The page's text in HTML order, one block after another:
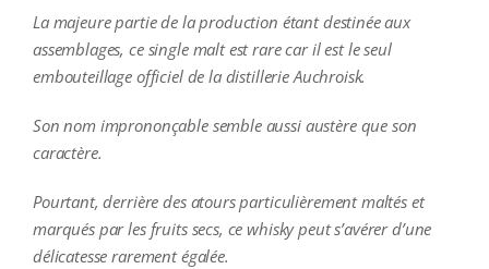
La majeure partie de la production étant destinée aux
assemblages, ce single malt est rare car il est le seul
embouteillage officiel de la distillerie Auchroisk.
Son nom imprononçable semble aussi austère que son
caractère.
Pourtant, derrière des atours particulièrement maltés et
marqués par les fruits secs, ce whisky peut s’avérer d’une
délicatesse rarement égalée.